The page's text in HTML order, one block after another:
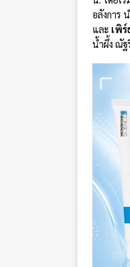
อลังการ
และ เพิ
น้ำผึ้ง ณัฐ